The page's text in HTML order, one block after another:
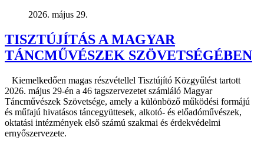
2026. május 29.
TISZTÚJÍTÁS A MAGYAR
TÁNCMŰVÉSZEK SZÖVETSÉGÉBEN
Kiemelkedően magas részvétellel Tisztújító Közgyűlést tartott
2026. május 29-én a 46 tagszervezetet számláló Magyar
Táncművészek Szövetsége, amely a különböző működési formájú
és műfajú hivatásos táncegyüttesek, alkotó- és előadóművészek,
oktatási intézmények első számú szakmai és érdekvédelmi
ernyőszervezete.